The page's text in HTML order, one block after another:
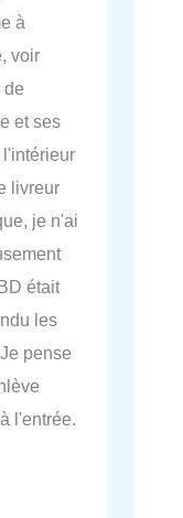
à
voir
de
et ses
livreur
je n'ai
était
les
pense
l'entrée.